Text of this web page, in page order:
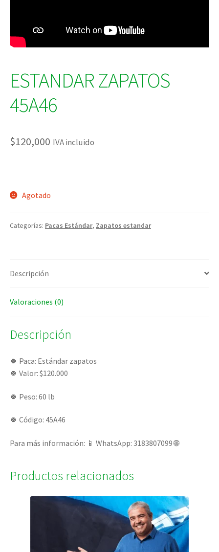
ESTANDAR ZAPATOS
45A46
$120,000 IVA incluido
Agotado
Categorías: Pacas Estándar, Zapatos estandar
Descripción
Valoraciones (0)
Descripción
🍀 Paca: Estándar zapatos
🍀 Valor: $120.000
🍀 Peso: 60 lb
🍀 Código: 45A46
Para más información: 📱 WhatsApp: 3183807099 🌐
Productos relacionados